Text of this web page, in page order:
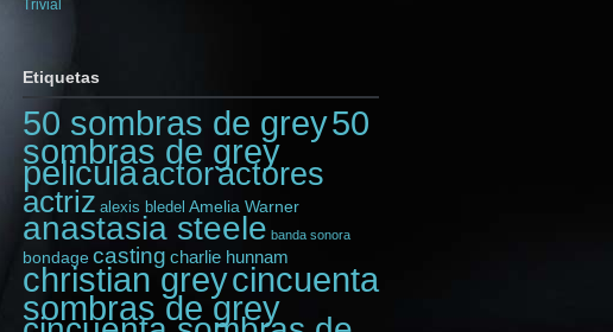
Trivial
Etiquetas
50 sombras de grey50
sombras de grey
peliculaactoractores
actriz alexis bledel Amelia Warner
anastasia steele banda sonora
bondage casting charlie hunnam
christian greycincuenta
sombras de grey